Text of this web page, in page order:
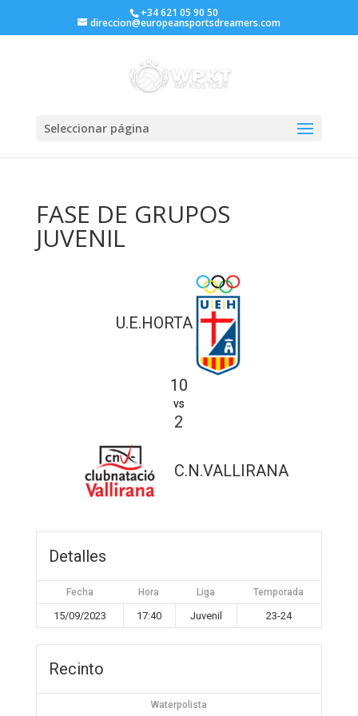
+34 621 05 90 50
direccion@europeansportsdreamers.com
Seleccionar página
FASE DE GRUPOS
JUVENIL
U.E.HORTA
10
vs
2
C.N.VALLIRANA
Detalles
Fecha Hora Liga Temporada
15/09/2023 17:40 Juvenil 23-24
Recinto
Waterpolista